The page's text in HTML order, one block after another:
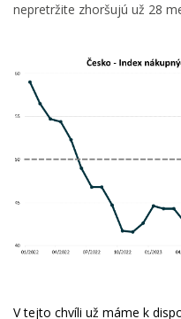
nepretržite zhoršujú už 28
V tejto chvíli už máme k